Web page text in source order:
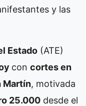
y las
Estado (ATE)
con cortes en
Martín, motivada
25.000 desde el